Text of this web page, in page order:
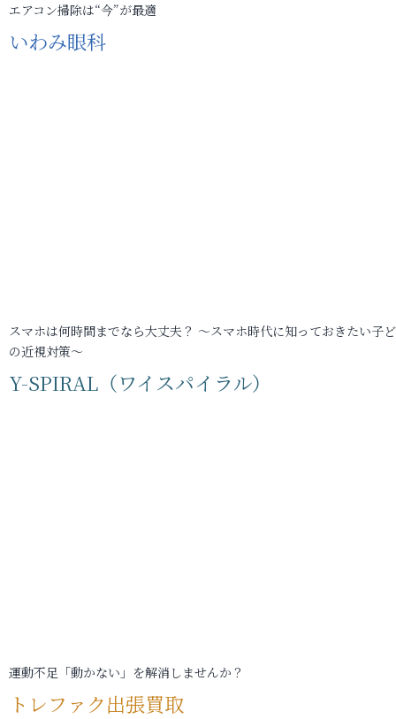
エアコン掃除は“今”が最適
いわみ眼科
スマホは何時間までなら大丈夫？ ～スマホ時代に知っておきたい子
の近視対策～
Y-SPIRAL（ワイスパイラル）
運動不足「動かない」を解消しませんか？
トレファク出張買取